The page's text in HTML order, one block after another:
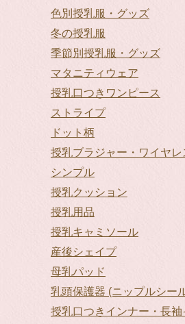
色別授乳服・グッズ
冬の授乳服
季節別授乳服・グッズ
マタニティウェア
授乳口つきワンピース
ストライプ
ドット柄
授乳ブラジャー・ワイヤレ
シンプル
授乳クッション
授乳用品
授乳キャミソール
産後シェイプ
母乳パッド
乳頭保護器 (ニップルシー
授乳口つきインナー・長袖